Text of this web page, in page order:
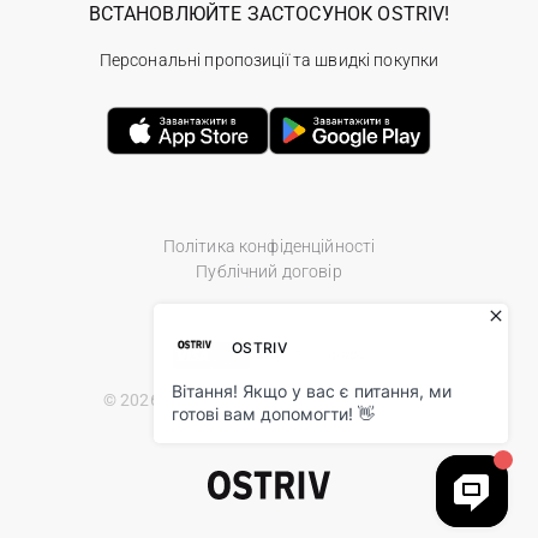
Політика конфіденційності
Публічний договір
© 2026 Ostriv.ua Store. All Rights Reserved.
ВСТАНОВЛЮЙТЕ ЗАСТОСУНОК OSTRIV!
Персональні пропозиції та швидкі покупки